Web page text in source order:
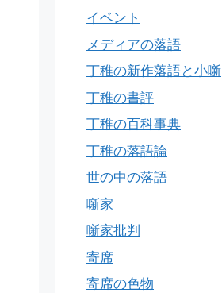
イベント
メディアの落語
丁稚の新作落語と小噺
丁稚の書評
丁稚の百科事典
丁稚の落語論
世の中の落語
噺家
噺家批判
寄席
寄席の色物